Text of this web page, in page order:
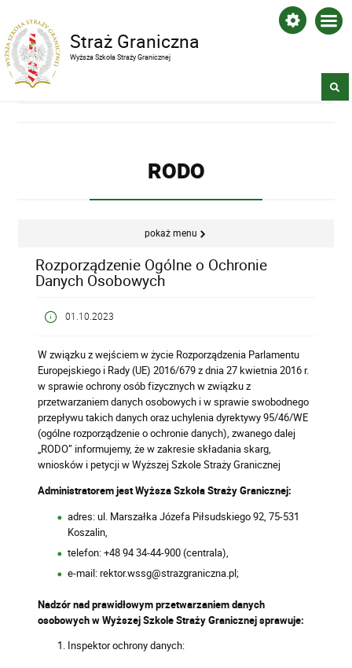
Straż Graniczna
Wyższa Szkoła Straży Granicznej
RODO
pokaż menu
Rozporządzenie Ogólne o Ochronie
Danych Osobowych
01.10.2023
W związku z wejściem w życie Rozporządzenia Parlamentu
Europejskiego i Rady (UE) 2016/679 z dnia 27 kwietnia 2016 r.
w sprawie ochrony osób fizycznych w związku z
przetwarzaniem danych osobowych i w sprawie swobodnego
przepływu takich danych oraz uchylenia dyrektywy 95/46/WE
(ogólne rozporządzenie o ochronie danych), zwanego dalej
„RODO” informujemy, że w zakresie składania skarg,
wniosków i petycji w Wyższej Szkole Straży Granicznej
Administratorem jest Wyższa Szkoła Straży Granicznej:
adres: ul. Marszałka Józefa Piłsudskiego 92, 75-531
Koszalin,
telefon: +48 94 34-44-900 (centrala),
e-mail: rektor.wssg@strazgraniczna.pl;
Nadzór nad prawidłowym przetwarzaniem danych
osobowych w Wyższej Szkole Straży Granicznej sprawuje:
Inspektor ochrony danych: